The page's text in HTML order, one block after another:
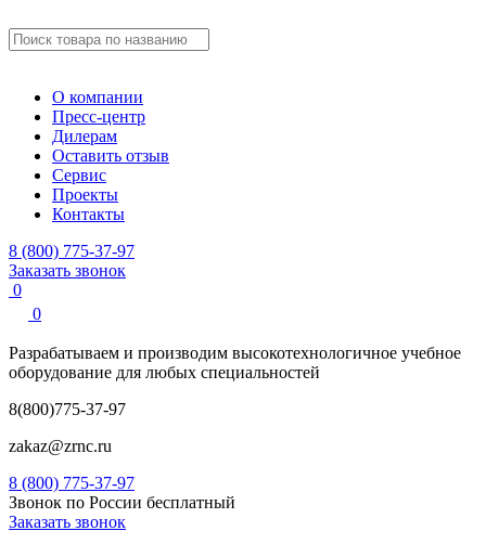
О компании
Пресс-центр
Дилерам
Оставить отзыв
Сервис
Проекты
Контакты
8 (800) 775-37-97
Заказать звонок
0
0
Разрабатываем и производим высокотехнологичное учебное
оборудование для любых специальностей
8(800)775-37-97
zakaz@zrnc.ru
8 (800) 775-37-97
Звонок по России бесплатный
Заказать звонок